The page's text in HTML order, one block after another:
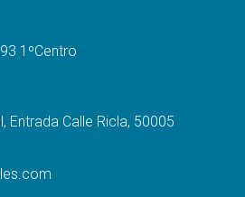
1ºCentro
Entrada Calle Ricla, 50005